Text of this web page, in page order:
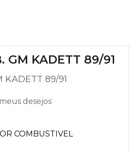
GM KADETT 89/91
KADETT 89/91
desejos
COMBUSTIVEL